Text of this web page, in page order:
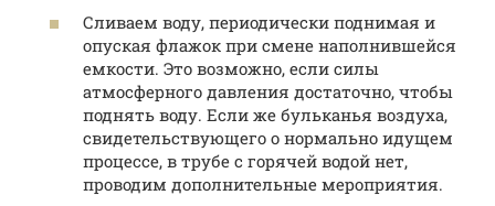
Сливаем воду, периодически поднимая и
опуская флажок при смене наполнившейся
емкости. Это возможно, если силы
атмосферного давления достаточно, чтобы
поднять воду. Если же бульканья воздуха,
свидетельствующего о нормально идущем
процессе, в трубе с горячей водой нет,
проводим дополнительные мероприятия.